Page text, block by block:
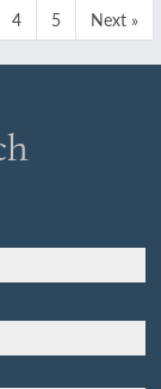
4 5 Next »